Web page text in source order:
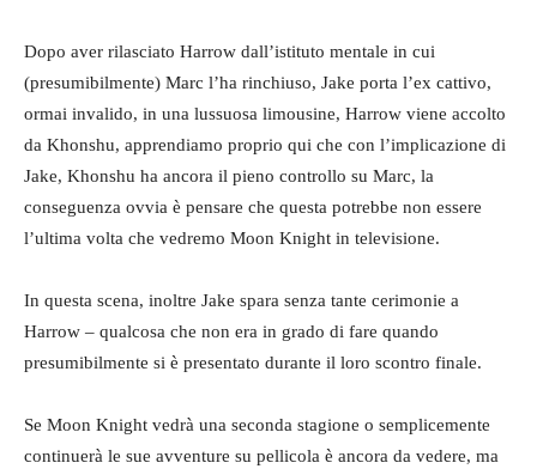
Dopo aver rilasciato Harrow dall’istituto mentale in cui
(presumibilmente) Marc l’ha rinchiuso, Jake porta l’ex cattivo,
ormai invalido, in una lussuosa limousine, Harrow viene accolto
da Khonshu, apprendiamo proprio qui che con l’implicazione di
Jake, Khonshu ha ancora il pieno controllo su Marc, la
conseguenza ovvia è pensare che questa potrebbe non essere
l’ultima volta che vedremo Moon Knight in televisione.
In questa scena, inoltre Jake spara senza tante cerimonie a
Harrow – qualcosa che non era in grado di fare quando
presumibilmente si è presentato durante il loro scontro finale.
Se Moon Knight vedrà una seconda stagione o semplicemente
continuerà le sue avventure su pellicola è ancora da vedere, ma